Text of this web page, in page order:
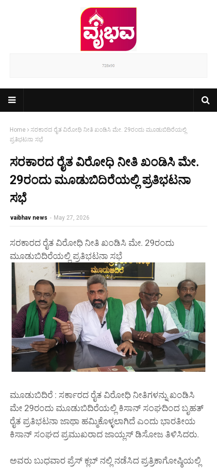
Home
ಸರಕಾರದ ರೈತ ವಿರೋಧಿ ನೀತಿ ಖಂಡಿಸಿ ಮೇ. 29ರಂದು ಮೂಡುಬಿದಿರೆಯಲ್ಲಿ
ಪ್ರತಿಭಟನಾ ಸಭೆ
ಸರಕಾರದ ರೈತ ವಿರೋಧಿ ನೀತಿ ಖಂಡಿಸಿ ಮೇ.
29ರಂದು ಮೂಡುಬಿದಿರೆಯಲ್ಲಿ ಪ್ರತಿಭಟನಾ
ಸಭೆ
vaibhav news - May 27, 2026
ಸರಕಾರದ ರೈತ ವಿರೋಧಿ ನೀತಿ ಖಂಡಿಸಿ ಮೇ. 29ರಂದು
ಮೂಡುಬಿದಿರೆಯಲ್ಲಿ ಪ್ರತಿಭಟನಾ ಸಭೆ
ಮೂಡುಬಿದಿರೆ : ಸರ್ಕಾರದ ರೈತ ವಿರೋಧಿ ನೀತಿಗಳನ್ನು ಖಂಡಿಸಿ
ಮೇ 29ರಂದು ಮೂಡುಬಿದಿರೆಯಲ್ಲಿ ಕಿಸಾನ್ ಸಂಘದಿಂದ ಬೃಹತ್
ರೈತ ಪ್ರತಿಭಟನಾ ಜಾಥಾ ಹಮ್ಮಿಕೊಳ್ಳಲಾಗಿದೆ ಎಂದು ಭಾರತೀಯ
ಕಿಸಾನ್ ಸಂಘದ ಪ್ರಮುಖರಾದ ಜಾಯ್ಲಸ್ ಡಿಸೋಜ ತಿಳಿಸಿದರು.
ಅವರು ಬುಧವಾರ ಪ್ರೆಸ್ ಕ್ಲಬ್ ನಲ್ಲಿ ನಡೆಸಿದ ಪ್ರತ್ರಿಕಾಗೋಷ್ಠಿಯಲ್ಲಿ